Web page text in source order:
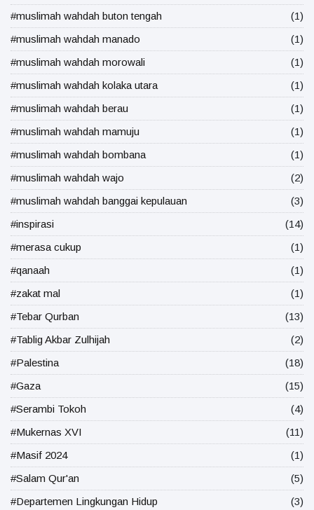
#muslimah wahdah buton tengah
(1)
#muslimah wahdah manado
(1)
#muslimah wahdah morowali
(1)
#muslimah wahdah kolaka utara
(1)
#muslimah wahdah berau
(1)
#muslimah wahdah mamuju
(1)
#muslimah wahdah bombana
(1)
#muslimah wahdah wajo
(2)
#muslimah wahdah banggai kepulauan
(3)
#inspirasi
(14)
#merasa cukup
(1)
#qanaah
(1)
#zakat mal
(1)
#Tebar Qurban
(13)
#Tablig Akbar Zulhijah
(2)
#Palestina
(18)
#Gaza
(15)
#Serambi Tokoh
(4)
#Mukernas XVI
(11)
#Masif 2024
(1)
#Salam Qur'an
(5)
#Departemen Lingkungan Hidup
(3)